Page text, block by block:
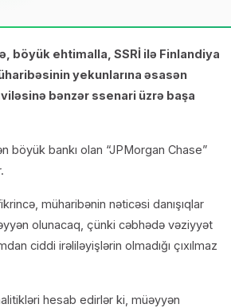
böyük ehtimalla, SSRİ ilə Finlandiya
yekunlarına əsasən
bənzər ssenari üzrə başa
böyük bankı olan “JPMorgan Chase”
müharibənin nəticəsi danışıqlar
olunacaq, çünki cəbhədə vəziyyət
ciddi irəliləyişlərin olmadığı çıxılmaz
hesab edirlər ki, müəyyən